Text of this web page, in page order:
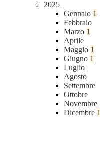
2025
Gennaio 1
Febbraio
Marzo 1
Aprile
Maggio 1
Giugno 1
Luglio
Agosto
Settembre
Ottobre
Novembre
Dicembre 1